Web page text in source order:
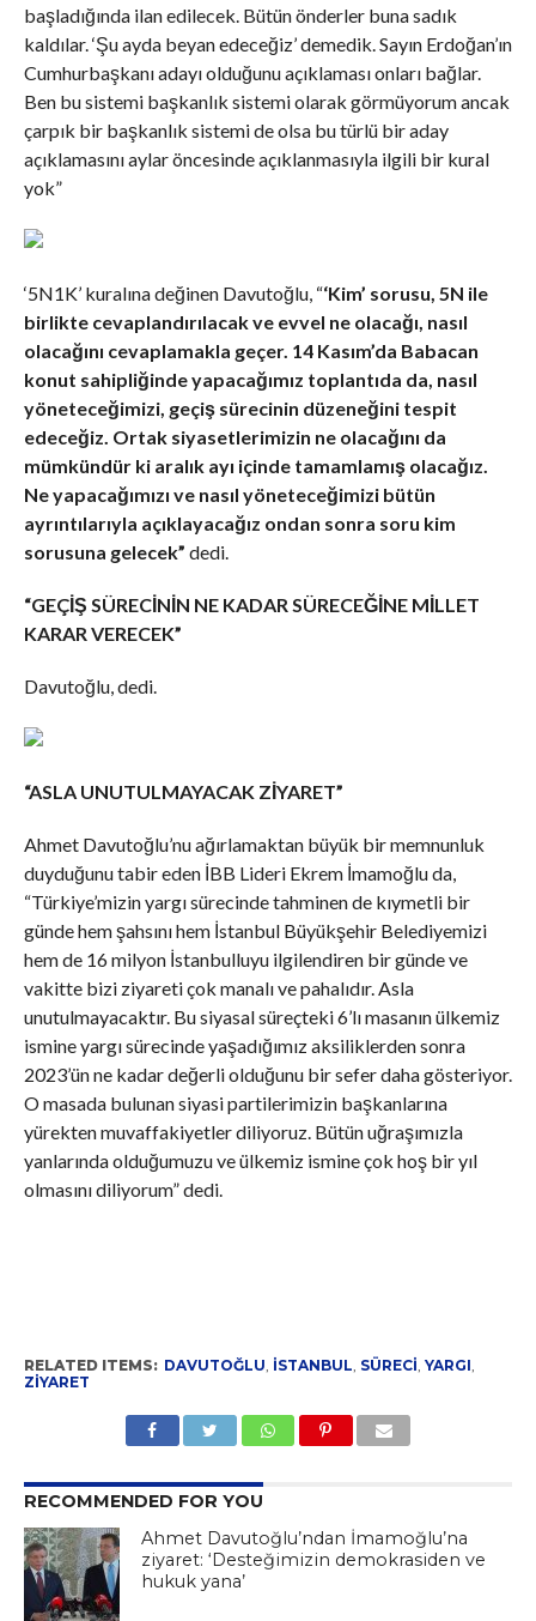
başladığında ilan edilecek. Bütün önderler buna sadık
kaldılar. ‘Şu ayda beyan edeceğiz’ demedik. Sayın Erdoğan’ın
Cumhurbaşkanı adayı olduğunu açıklaması onları bağlar.
Ben bu sistemi başkanlık sistemi olarak görmüyorum ancak
çarpık bir başkanlık sistemi de olsa bu türlü bir aday
açıklamasını aylar öncesinde açıklanmasıyla ilgili bir kural
yok”
‘5N1K’ kuralına değinen Davutoğlu, “‘Kim’ sorusu, 5N ile
birlikte cevaplandırılacak ve evvel ne olacağı, nasıl
olacağını cevaplamakla geçer. 14 Kasım’da Babacan
konut sahipliğinde yapacağımız toplantıda da, nasıl
yöneteceğimizi, geçiş sürecinin düzeneğini tespit
edeceğiz. Ortak siyasetlerimizin ne olacağını da
mümkündür ki aralık ayı içinde tamamlamış olacağız.
Ne yapacağımızı ve nasıl yöneteceğimizi bütün
ayrıntılarıyla açıklayacağız ondan sonra soru kim
sorusuna gelecek” dedi.
“GEÇİŞ SÜRECİNİN NE KADAR SÜRECEĞİNE MİLLET
KARAR VERECEK”
Davutoğlu, dedi.
“ASLA UNUTULMAYACAK ZİYARET”
Ahmet Davutoğlu’nu ağırlamaktan büyük bir memnunluk
duyduğunu tabir eden İBB Lideri Ekrem İmamoğlu da,
“Türkiye’mizin yargı sürecinde tahminen de kıymetli bir
günde hem şahsını hem İstanbul Büyükşehir Belediyemizi
hem de 16 milyon İstanbulluyu ilgilendiren bir günde ve
vakitte bizi ziyareti çok manalı ve pahalıdır. Asla
unutulmayacaktır. Bu siyasal süreçteki 6’lı masanın ülkemiz
ismine yargı sürecinde yaşadığımız aksiliklerden sonra
2023’ün ne kadar değerli olduğunu bir sefer daha gösteriyor.
O masada bulunan siyasi partilerimizin başkanlarına
yürekten muvaffakiyetler diliyoruz. Bütün uğraşımızla
yanlarında olduğumuzu ve ülkemiz ismine çok hoş bir yıl
olmasını diliyorum” dedi.
RELATED ITEMS: DAVUTOĞLU, İSTANBUL, SÜRECI, YARGI,
ZIYARET
RECOMMENDED FOR YOU
Ahmet Davutoğlu’ndan İmamoğlu’na
ziyaret: ‘Desteğimizin demokrasiden ve
hukuk yana’